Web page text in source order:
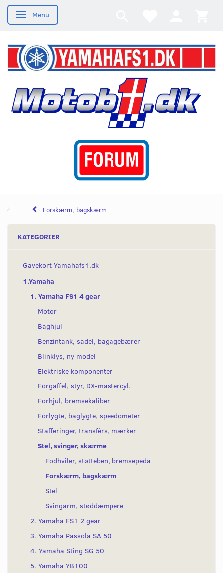
Skifte navigation
Menu
Forskærm, bagskærm
KATEGORIER
Gavekort Yamahafs1.dk
1.Yamaha
1. Yamaha FS1 4 gear
Motor
Baghjul
Benzintank, sadel, bagagebærer
Blinklys, ny model
Elektriske komponenter
Forgaffel, styr, DX-mastercyl.
Forhjul, bremsekaliber
Forlygte, baglygte, speedometer
Stafferinger, transférs, mærker
Stel, svinger, skærme
Fodhviler, støtteben, bremsepeda
Forskærm, bagskærm
Stel
Svingarm, støddæmpere
2. Yamaha FS1 2 gear
3. Yamaha Passola SA 50
4. Yamaha Sting SG 50
5. Yamaha YB100